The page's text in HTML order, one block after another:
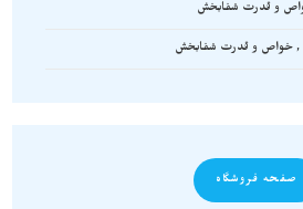
و قدرت شفابخش
, خواص و قدرت شفابخش
صفحه فروشگاه